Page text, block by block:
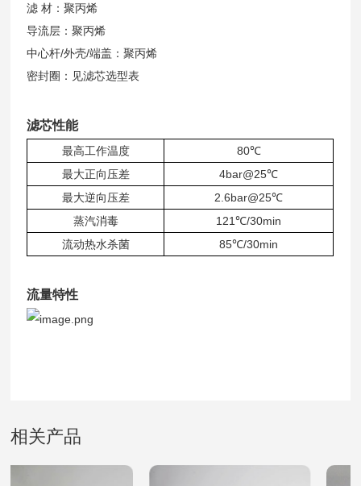
滤 材：聚丙烯
导流层：聚丙烯
中心杆/外壳/端盖：聚丙烯
密封圈：见滤芯选型表
滤芯性能
最高工作温度
80℃
最大正向压差
4bar@25℃
最大逆向压差
2.6bar@25℃
蒸汽消毒
121℃/30min
流动热水杀菌
85℃/30min
流量特性
相关产品